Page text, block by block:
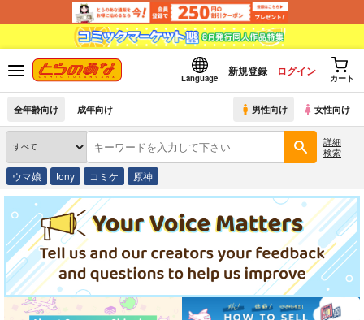
Language
新規登録 ログイン
カート
全年齢向け 成年向け 男性向け 女性向け
詳細
検索
ウマ娘 tony コミケ 原神